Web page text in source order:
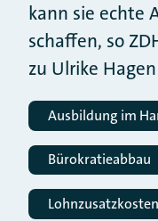
kann sie echte
schaffen, so
zu Ulrike
Ausbildung im
Bürokratieabbau
Lohnzusatzkosten